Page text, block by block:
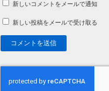
新しいコメントをメールで通知
新しい投稿をメールで受け取る